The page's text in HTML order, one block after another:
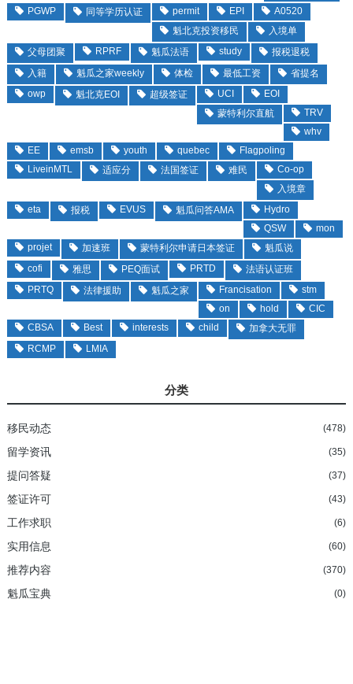
PGWP
同等学历认证 permit EPI
A0520
魁北克投资移民
入境单
父母团聚
RPRF 魁瓜法语 study
报税退税
入籍
魁瓜之家weekly 体检 最低工资
省提名
owp
魁北克EOI 超级签证 UCI
EOI
蒙特利尔直航
TRV
whv
EE
emsb youth quebec
Flagpoling
LiveinMTL
适应分 法国签证 难民
Co-op
入境章
eta
报税 EVUS 魁瓜问答AMA
Hydro
QSW
mon
projet
加速班 蒙特利尔申请日本签证
魁瓜说
cofi
雅思 PEQ面试 PRTD
法语认证班
PRTQ
法律援助 魁瓜之家 Francisation
stm
on
hold
CIC
CBSA
Best interests child
加拿大无罪
RCMP
LMIA
分类
移民动态 (478)
留学资讯 (35)
提问答疑 (37)
签证许可 (43)
工作求职 (6)
实用信息 (60)
推荐内容 (370)
魁瓜宝典 (0)